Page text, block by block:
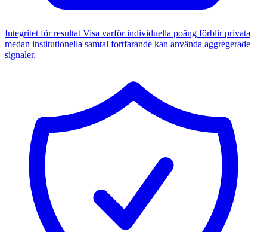
Integritet för resultat Visa varför individuella poäng förblir privata
medan institutionella samtal fortfarande kan använda aggregerade
signaler.